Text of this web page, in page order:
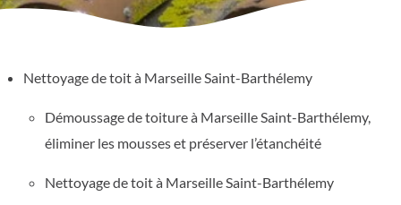
Nettoyage de toit à Marseille Saint-Barthélemy
Démoussage de toiture à Marseille Saint-Barthélemy,
éliminer les mousses et préserver l’étanchéité
Nettoyage de toit à Marseille Saint-Barthélemy